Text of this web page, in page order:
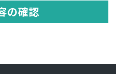
だいたサービスやご購入いただ
の履歴，ユーザーが検索された
の方法，ご利用環境，郵便番号
集方法）
の確認